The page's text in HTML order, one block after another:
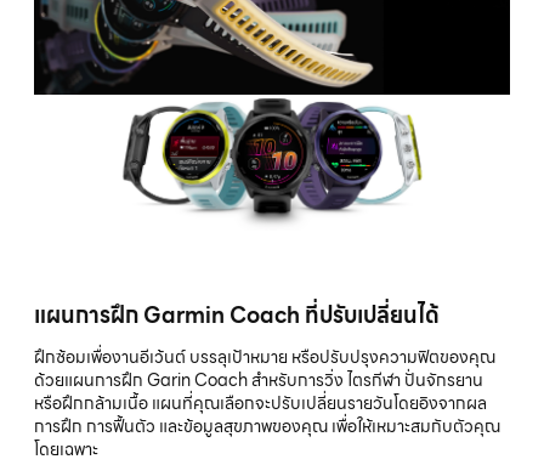
แผนการฝึก Garmin Coach ที่ปรับเปลี่ยนได้
ฝึกซ้อมเพื่องานอีเว้นต์ บรรลุเป้าหมาย หรือปรับปรุงความฟิตของคุณ
ด้วยแผนการฝึก Garin Coach สำหรับการวิ่ง ไตรกีฬา ปั่นจักรยาน
หรือฝึกกล้ามเนื้อ แผนที่คุณเลือกจะปรับเปลี่ยนรายวันโดยอิงจากผล
การฝึก การฟื้นตัว และข้อมูลสุขภาพของคุณ เพื่อให้เหมาะสมกับตัวคุณ
โดยเฉพาะ